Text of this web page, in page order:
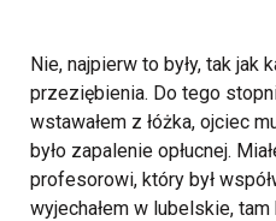
Nie, najpierw to były, tak jak
przeziębienia. Do tego
wstawałem z łóżka, ojciec
było zapalenie opłucnej.
profesorowi, który był
wyjechałem w lubelskie,